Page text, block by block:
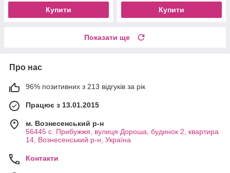
Купити Купити
Показати ще
Про нас
96% позитивних з 213 відгуків за рік
Працює з 13.01.2015
м. Вознесенський р-н
56445 с. Прибужжя, вулиця Дороша, будинок 2, квартира
14, Вознесенський р-н, Україна
Контакти